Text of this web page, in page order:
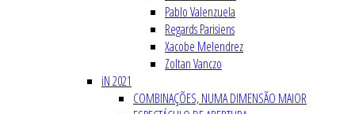
Pablo Valenzuela
Regards Parisiens
Xacobe Melendrez
Zoltan Vanczo
iN 2021
COMBINAÇÕES, NUMA DIMENSÃO MAIOR